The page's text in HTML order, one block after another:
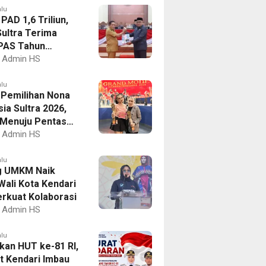
1,6 Triliun,
Terima
Tahun
2027
Admin HS
Nona
Sultra 2026,
Pentas
Admin HS
UMKM Naik
Kota Kendari
Kolaborasi
Admin HS
HUT ke-81 RI,
Kendari Imbau